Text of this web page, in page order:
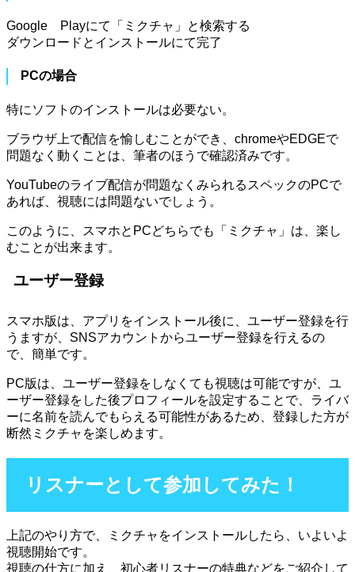
Google Playにて「ミクチャ」と検索する
ダウンロードとインストールにて完了
PCの場合
特にソフトのインストールは必要ない。
ブラウザ上で配信を愉しむことができ、chromeやEDGEで
問題なく動くことは、筆者のほうで確認済みです。
YouTubeのライブ配信が問題なくみられるスペックのPCで
あれば、視聴には問題ないでしょう。
このように、スマホとPCどちらでも「ミクチャ」は、楽し
むことが出来ます。
ユーザー登録
スマホ版は、アプリをインストール後に、ユーザー登録を行
うますが、SNSアカウントからユーザー登録を行えるの
で、簡単です。
PC版は、ユーザー登録をしなくても視聴は可能ですが、ユ
ーザー登録をした後プロフィールを設定することで、ライバ
ーに名前を読んでもらえる可能性があるため、登録した方が
断然ミクチャを楽しめます。
リスナーとして参加してみた！
上記のやり方で、ミクチャをインストールしたら、いよいよ
視聴開始です。
視聴の仕方に加え、初心者リスナーの特典などをご紹介して